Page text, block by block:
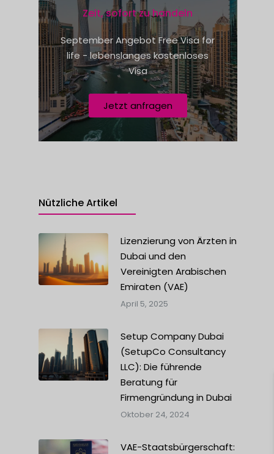
e
s
+
1
Zeit, sofort zu handeln
September Angebot Free Visa for
life - lebenslanges kostenloses
Visa
Jetzt anfragen
Nützliche Artikel
Lizenzierung von Ärzten in
Dubai und den
Vereinigten Arabischen
Emiraten (VAE)
April 5, 2025
Setup Company Dubai
(SetupCo Consultancy
LLC): Die führende
Beratung für
Firmengründung in Dubai
Oktober 24, 2024
VAE-Staatsbürgerschaft: